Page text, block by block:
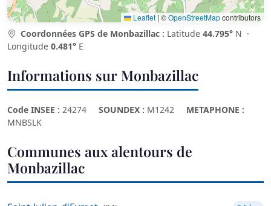
Leaflet | ©OpenStreetMapcontributors
Coordonnées GPS de Monbazillac : Latitude 44.795° N ·
Longitude 0.481° E
Informations sur Monbazillac
Code INSEE : 24274 SOUNDEX : M1242
METAPHONE :
MNBSLK
Communes aux alentours de
Monbazillac